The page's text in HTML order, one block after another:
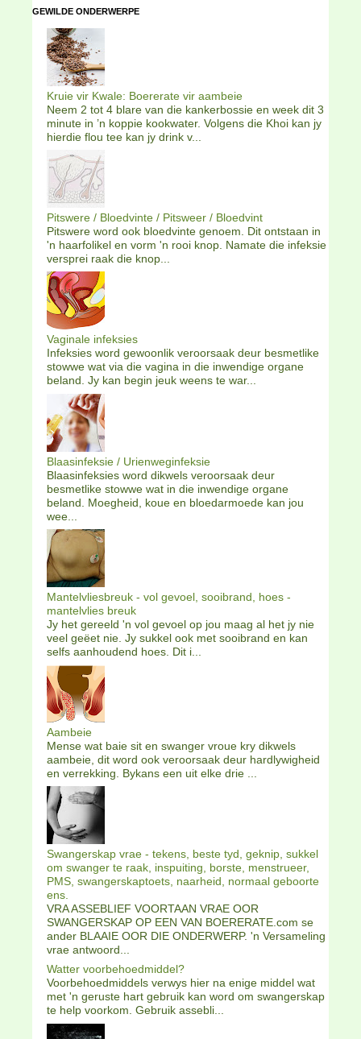
GEWILDE ONDERWERPE
Kruie vir Kwale: Boererate vir aambeie
Neem 2 tot 4 blare van die kankerbossie en week dit 3
minute in ’n koppie kookwater. Volgens die Khoi kan jy
hierdie flou tee kan jy drink v...
Pitswere / Bloedvinte / Pitsweer / Bloedvint
Pitswere word ook bloedvinte genoem. Dit ontstaan in
'n haarfolikel en vorm 'n rooi knop. Namate die infeksie
versprei raak die knop...
Vaginale infeksies
Infeksies word gewoonlik veroorsaak deur besmetlike
stowwe wat via die vagina in die inwendige organe
beland. Jy kan begin jeuk weens te war...
Blaasinfeksie / Urienweginfeksie
Blaasinfeksies word dikwels veroorsaak deur
besmetlike stowwe wat in die inwendige organe
beland. Moegheid, koue en bloedarmoede kan jou
wee...
Mantelvliesbreuk - vol gevoel, sooibrand, hoes -
mantelvlies breuk
Jy het gereeld 'n vol gevoel op jou maag al het jy nie
veel geëet nie. Jy sukkel ook met sooibrand en kan
selfs aanhoudend hoes. Dit i...
Aambeie
Mense wat baie sit en swanger vroue kry dikwels
aambeie, dit word ook veroorsaak deur hardlywigheid
en verrekking. Bykans een uit elke drie ...
Swangerskap vrae - tekens, beste tyd, geknip, sukkel
om swanger te raak, inspuiting, borste, menstrueer,
PMS, swangerskaptoets, naarheid, normaal geboorte
ens.
VRA ASSEBLIEF VOORTAAN VRAE OOR
SWANGERSKAP OP EEN VAN BOERERATE.com se
ander BLAAIE OOR DIE ONDERWERP. 'n Versameling
vrae antwoord...
Watter voorbehoedmiddel?
Voorbehoedmiddels verwys hier na enige middel wat
met 'n geruste hart gebruik kan word om swangerskap
te help voorkom. Gebruik assebli...